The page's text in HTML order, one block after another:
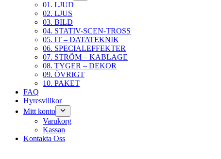
01. LJUD
02. LJUS
03. BILD
04. STATIV-SCEN-TROSS
05. IT – DATATEKNIK
06. SPECIALEFFEKTER
07. STRÖM – KABLAGE
08. TYGER – DEKOR
09. ÖVRIGT
10. PAKET
FAQ
Hyresvillkor
Mitt konto
Varukorg
Kassan
Kontakta Oss